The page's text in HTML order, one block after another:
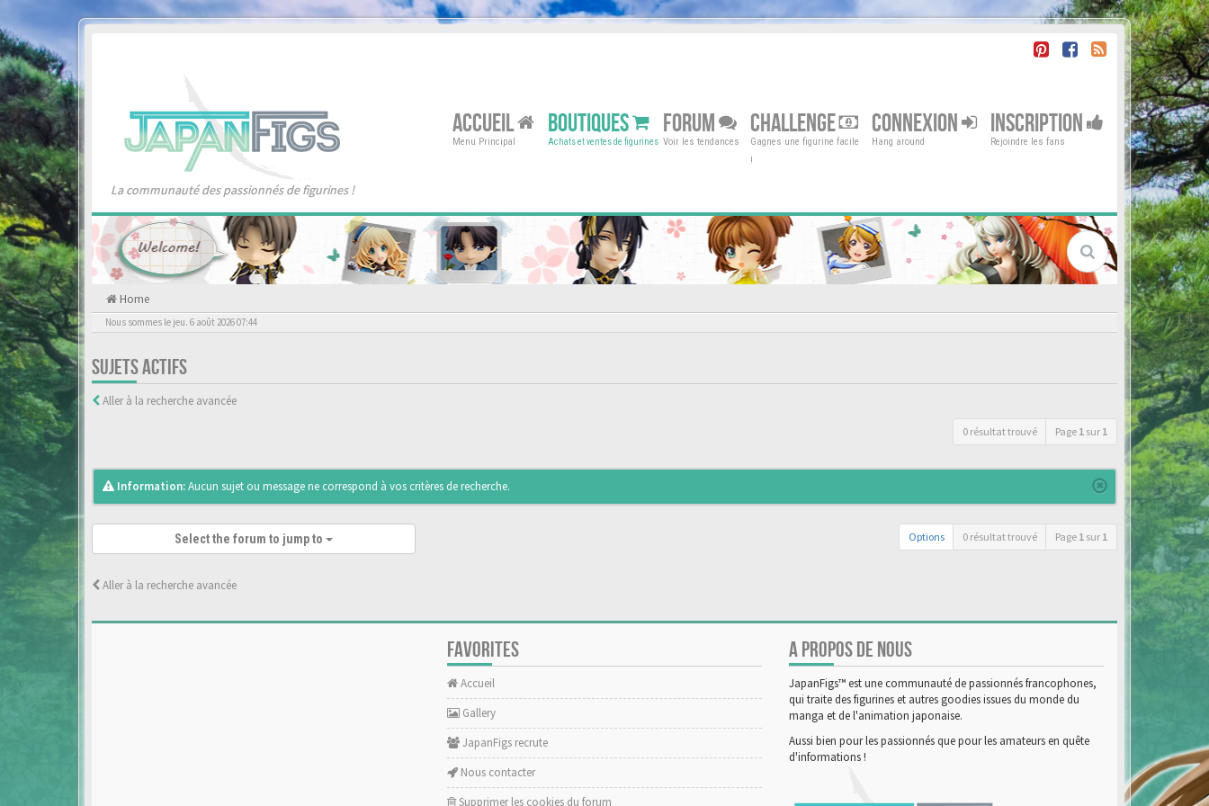
La communauté des passionnés de figurines !
ACCUEIL
Menu Principal
BOUTIQUES
Achats et ventes de figurines
FORUM
Voir les tendances
CHALLENGE
Gagnes une figurine facile
!
CONNEXION
Hang around
INSCRIPTION
Rejoindre les fans
Home
Nous sommes le jeu. 6 août 2026 07:44
SUJETS ACTIFS
Aller à la recherche avancée
0 résultat trouvé Page 1 sur 1
Information:Aucun sujet ou message ne correspond à vos critères de recherche.
Options 0 résultat trouvé Page 1 sur 1
Select the forum to jump to
Aller à la recherche avancée
FAVORITES
Accueil
Gallery
JapanFigs recrute
Nous contacter
Supprimer les cookies du forum
A PROPOS DE NOUS
JapanFigs™ est une communauté de passionnés francophones,
qui traite des figurines et autres goodies issues du monde du
manga et de l'animation japonaise.
Aussi bien pour les passionnés que pour les amateurs en quête
d'informations !